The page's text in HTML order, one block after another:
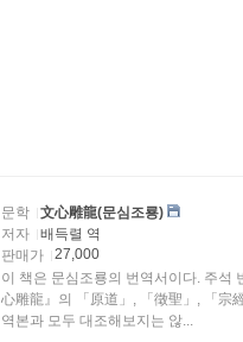
문학
文心雕龍(문심조룡)
저자
배득렬 역
판매가
27,000
이 책은 문심조룡의 번역서이다. 주석
心雕龍』의 「原道」, 「徵聖」, 「宗
역본과 모두 대조해보지는 않...